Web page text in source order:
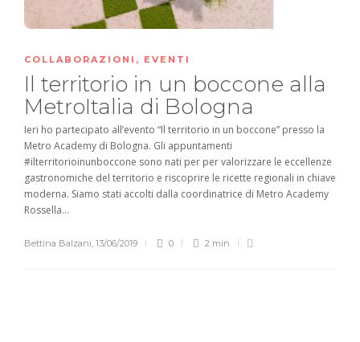
COLLABORAZIONI , EVENTI
Il territorio in un boccone alla
MetroItalia di Bologna
Ieri ho partecipato all’evento “Il territorio in un boccone” presso la
Metro Academy di Bologna. Gli appuntamenti
#ilterritorioinunboccone sono nati per per valorizzare le eccellenze
gastronomiche del territorio e riscoprire le ricette regionali in chiave
moderna. Siamo stati accolti dalla coordinatrice di Metro Academy
Rossella...
Bettina Balzani, 13/06/2019 0 2 min